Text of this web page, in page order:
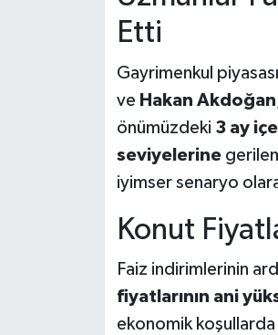
Etti
Gayrimenkul
ve Hakan Akdoğan
önümüzdeki 3 ay
seviyelerine
iyimser senaryo
Konut
Faiz indirimlerinin
fiyatlarının ani
ekonomik